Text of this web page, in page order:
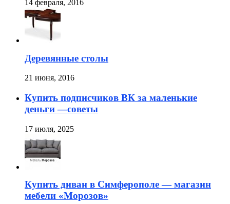
14 февраля, 2016
Деревянные столы
21 июня, 2016
Купить подписчиков ВК за маленькие
деньги —советы
17 июля, 2025
Купить диван в Симферополе — магазин
мебели «Морозов»